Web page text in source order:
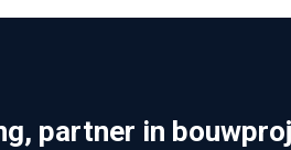
partner in